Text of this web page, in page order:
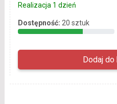
Realizacja 1 dzień
Dostępność: 20 sztuk